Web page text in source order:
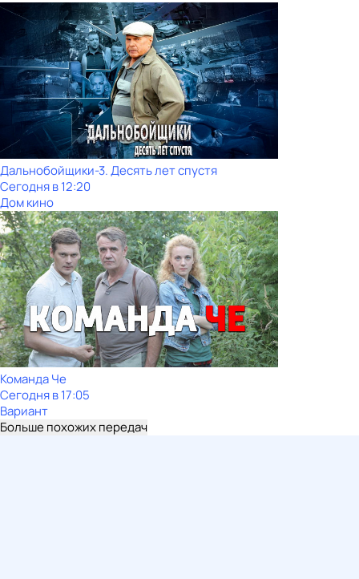
Дальнобойщики-3. Десять лет спустя
Сегодня в 12:20
Дом кино
Команда Че
Сегодня в 17:05
Вариант
Больше похожих передач